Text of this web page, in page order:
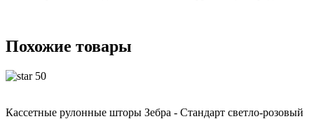
Похожие товары
50
Кассетные рулонные шторы Зебра - Стандарт светло-розовый